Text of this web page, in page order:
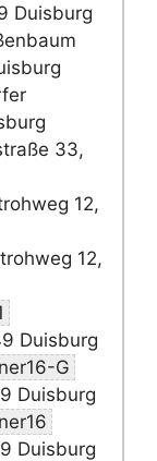
Duisburg
33,
12,
12,
Duisburg
G
Duisburg
Duisburg